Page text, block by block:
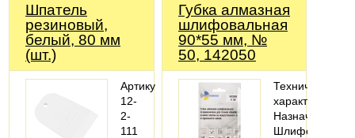
Шпатель
резиновый,
белый, 80 мм
(шт.)
Артикул:
12-
2-
111
Губка алмазная
шлифовальная
90*55 мм, №
50, 142050
Технические
характеристики
Назначение:
Шлифовать